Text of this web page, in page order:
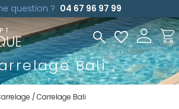
question ? 04 67 96 97 99
Bali
Carrelage Bali